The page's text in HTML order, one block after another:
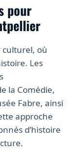
pour
où
Les
la Comédie,
Fabre, ainsi
approche
d’histoire